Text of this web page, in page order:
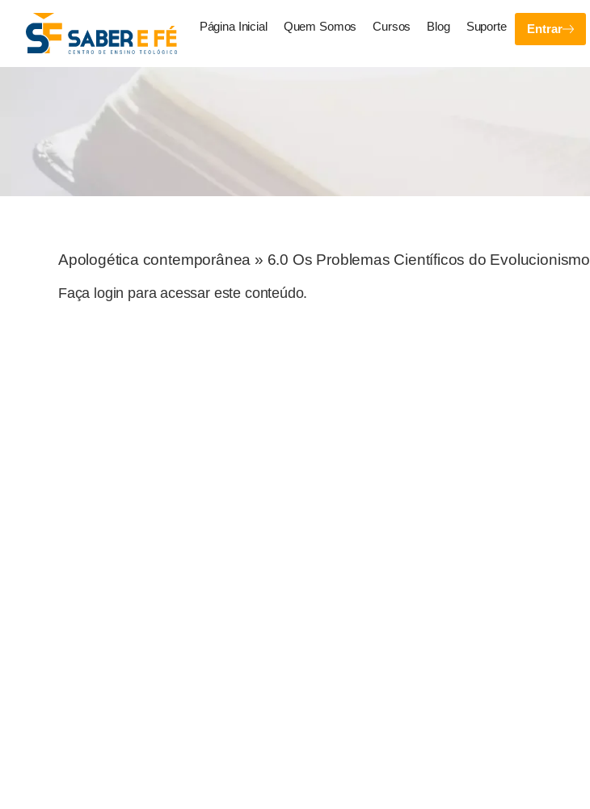
Página Inicial Quem Somos Cursos Blog Suporte Entrar
Apologética contemporânea » 6.0 Os Problemas Científicos do Evolucionismo
Faça login para acessar este conteúdo.